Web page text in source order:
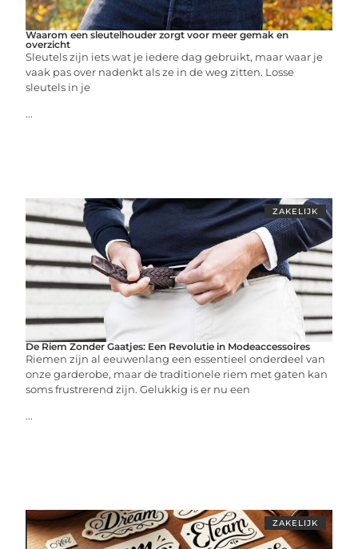
Waarom een sleutelhouder zorgt voor meer gemak en
overzicht
Sleutels zijn iets wat je iedere dag gebruikt, maar waar je
vaak pas over nadenkt als ze in de weg zitten. Losse
sleutels in je
...
ZAKELIJK
De Riem Zonder Gaatjes: Een Revolutie in Modeaccessoires
Riemen zijn al eeuwenlang een essentieel onderdeel van
onze garderobe, maar de traditionele riem met gaten kan
soms frustrerend zijn. Gelukkig is er nu een
...
ZAKELIJK